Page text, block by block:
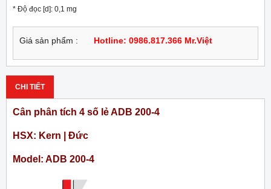
* Độ đọc [d]: 0,1 mg
Giá sản phẩm : Hotline: 0986.817.366 Mr.Việt
CHI TIẾT
Cân phân tích 4 số lẻ ADB 200-4
HSX: Kern | Đức
Model: ADB 200-4